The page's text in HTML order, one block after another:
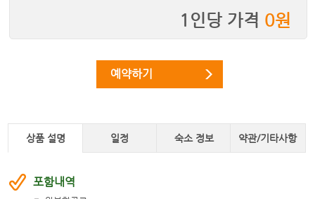
\1,530,000
\1,360,000
08/27 (목)
\1,480,000
08/29 (토)
1인당 가격 0원
예약하기
상품 설명 일정 숙소 정보 약관/기타사항
포함내역